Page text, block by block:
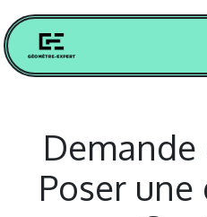
Poser